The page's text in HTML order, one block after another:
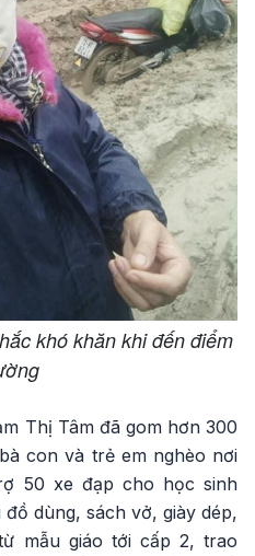
khó khăn khi đến điểm
Thị Tâm đã gom hơn 300
con và trẻ em nghèo nơi
50 xe đạp cho học sinh
dùng, sách vở, giày dép,
mẫu giáo tới cấp 2, trao